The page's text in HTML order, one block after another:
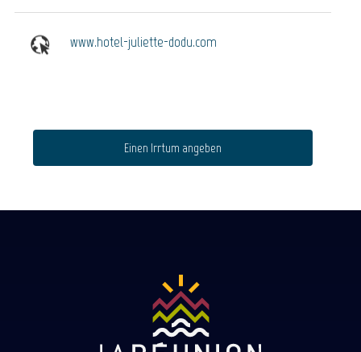
www.hotel-juliette-dodu.com
Einen Irrtum angeben